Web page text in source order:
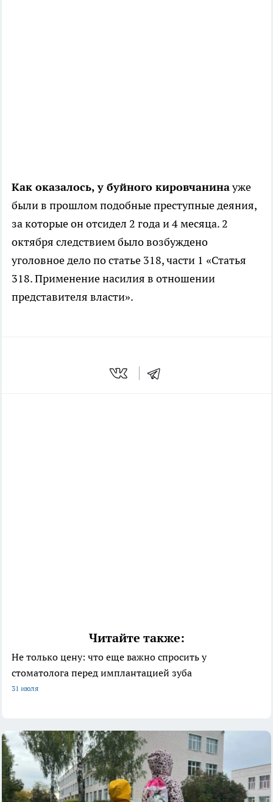
Как оказалось, у буйного кировчанинауже
были в прошлом подобные преступные деяния,
за которые он отсидел 2 года и 4 месяца. 2
октября следствием было возбуждено
уголовное дело по статье 318, части 1 «Статья
318. Применение насилия в отношении
представителя власти».
Читайте также:
Не только цену: что еще важно спросить у
стоматолога перед имплантацией зуба
31 июля